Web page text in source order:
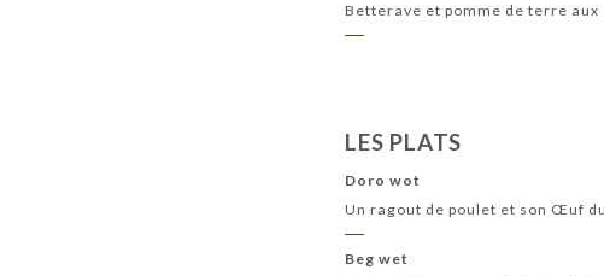
Betterave et pomme de terre aux
LES PLATS
Doro wot
Un ragout de poulet et son Œuf
Beg wet